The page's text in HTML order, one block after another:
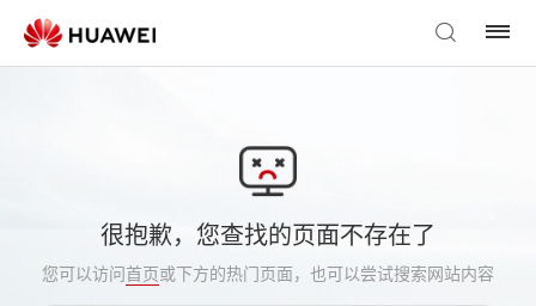
很抱歉，您查找的页面不存在了
您可以访问首页或下方的热门页面，也可以尝试搜索网站内容